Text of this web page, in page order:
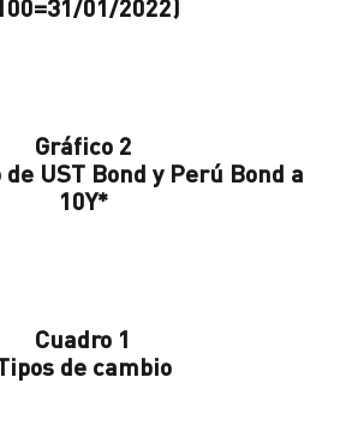
01/2022)
Gráfico 2
UST Bond y Perú Bond a
10Y*
Cuadro 1
de cambio